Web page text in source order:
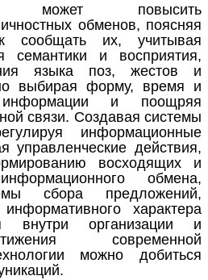
может повысить
обменов, поясняя
сообщать их, учитывая
семантики и восприятия,
языка поз, жестов и
выбирая форму, время и
и поощряя
связи. Создавая системы
информационные
управленческие действия,
восходящих и
обмена,
сбора предложений,
характера
внутри организации и
современной
можно добиться